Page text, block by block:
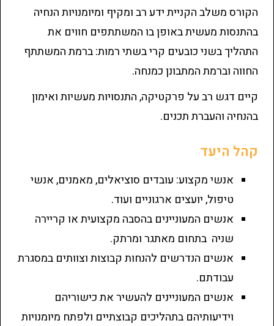
הקורס משלב הקניית ידע רב ומקיף ומיומנויות הנחיה
בהתנסות מעשית באופן בו המשתתפים חווים את
התהליך בשני כובעים קרי בשתי רמות: ברמת המשתתף
החווה וברמת המתבונן כמנחה.
קיים דגש רב על פרקטיקה, התנסויות מעשיות ואימון
בהנחיה והעברת תכנים.
קהל היעד
אנשי מקצוע: עובדים סוציאלים, מאמנים, אנשי
טיפול, יועצים ארגוניים ועוד.
אנשים המעוניינים בהסבה מקצועית או קריירה
שניה בתחום מאתגר ומרתק.
אנשים הנדרשים להנחות קבוצות וצוותים במסגרת
עבודתם.
אנשים המעוניינים להעשיר את כישוריהם
וידיעותיהם בתהליכים קבוצתיים ולפתח מיומנויות